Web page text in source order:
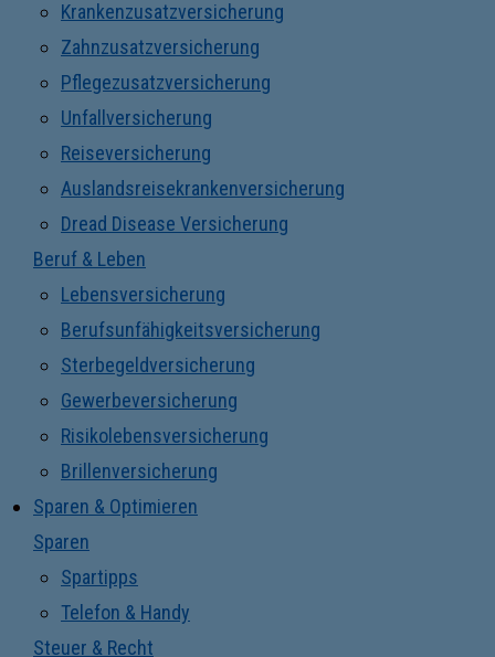
Krankenzusatzversicherung
Zahnzusatzversicherung
Pflegezusatzversicherung
Unfallversicherung
Reiseversicherung
Auslandsreisekrankenversicherung
Dread Disease Versicherung
Beruf & Leben
Lebensversicherung
Berufsunfähigkeitsversicherung
Sterbegeldversicherung
Gewerbeversicherung
Risikolebensversicherung
Brillenversicherung
Sparen & Optimieren
Sparen
Spartipps
Telefon & Handy
Steuer & Recht